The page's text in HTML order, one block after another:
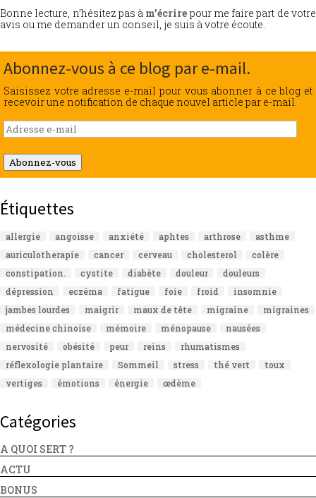
Bonne lecture, n’hésitez pas à m’écrire pour me faire part de votre
avis ou me demander un conseil, je suis à votre écoute.
Abonnez-vous à ce blog par e-mail.
Saisissez votre adresse e-mail pour vous abonner à ce blog et
recevoir une notification de chaque nouvel article par e-mail.
Adresse
e-
mail
Abonnez-vous
Étiquettes
allergie angoisse anxiété aphtes arthrose
asthme
auriculotherapie
cancer cerveau cholesterol
colère
constipation.
cystite diabète douleur
douleurs
dépression
eczéma fatigue foie froid
insomnie
jambes lourdes
maigrir maux de tête migraine
migraines
médecine chinoise
mémoire ménopause
nausées
nervosité
obésité peur reins
rhumatismes
réflexologie plantaire
Sommeil stress thé vert
toux
vertiges
émotions énergie œdème
Catégories
A QUOI SERT ?
ACTU
BONUS